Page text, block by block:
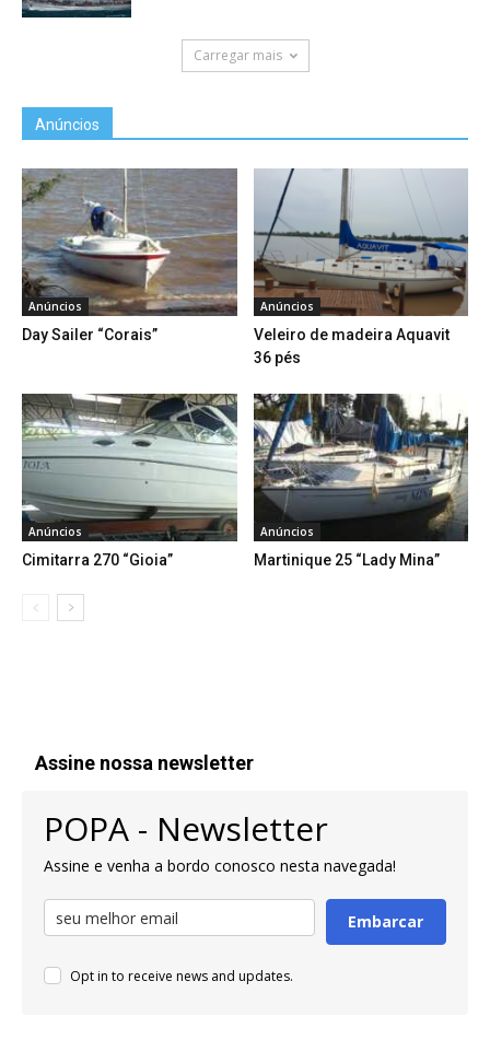
Carregar mais
Anúncios
Anúncios
Day Sailer “Corais”
Anúncios
Veleiro de madeira Aquavit
36 pés
Anúncios
Cimitarra 270 “Gioia”
Anúncios
Martinique 25 “Lady Mina”
Assine nossa newsletter
POPA - Newsletter
Assine e venha a bordo conosco nesta navegada!
Embarcar
Opt in to receive news and updates.